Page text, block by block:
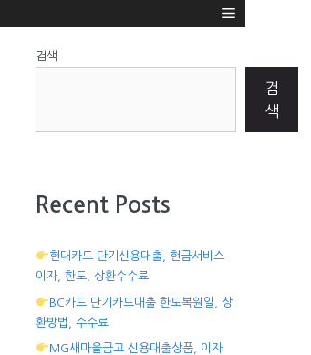
검색
검
색
Recent Posts
현대카드 단기신용대출, 현금서비스
이자, 한도, 상환수수료
BC카드 단기카드대출 한도복원일, 상
환방법, 수수료
MG새마을금고 신용대출상품, 이자